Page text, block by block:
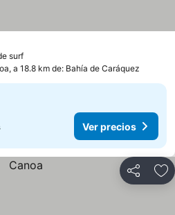
surfVer precios
a 18.8 km de: Bahía de Caráquez
Ver precios
Compartir